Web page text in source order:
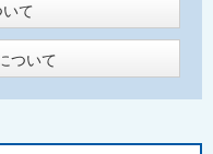
て
ついて